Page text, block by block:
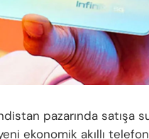
pazarında satışa
ekonomik akıllı